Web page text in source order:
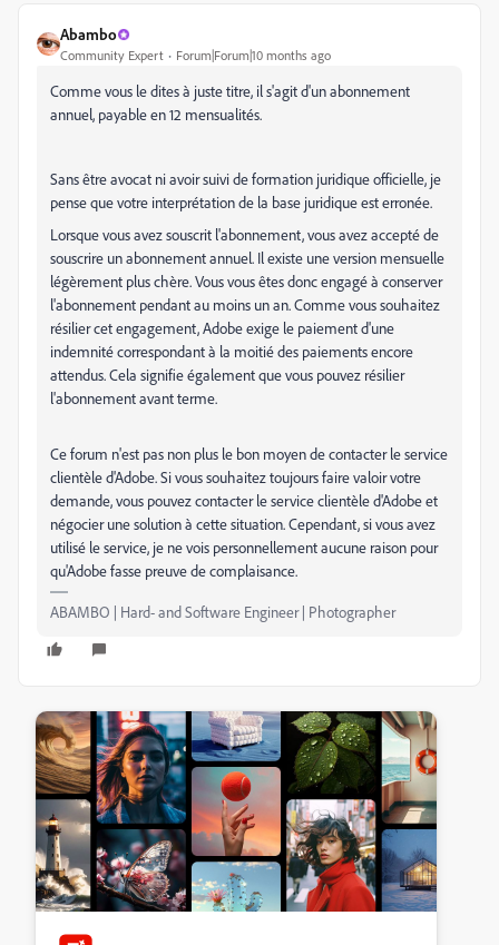
Abambo
Community Expert Forum|Forum|10 months ago
Comme vous le dites à juste titre, il s'agit d'un abonnement
annuel, payable en 12 mensualités.
Sans être avocat ni avoir suivi de formation juridique officielle, je
pense que votre interprétation de la base juridique est erronée.
Lorsque vous avez souscrit l'abonnement, vous avez accepté de
souscrire un abonnement annuel. Il existe une version mensuelle
légèrement plus chère. Vous vous êtes donc engagé à conserver
l'abonnement pendant au moins un an. Comme vous souhaitez
résilier cet engagement, Adobe exige le paiement d'une
indemnité correspondant à la moitié des paiements encore
attendus. Cela signifie également que vous pouvez résilier
l'abonnement avant terme.
Ce forum n'est pas non plus le bon moyen de contacter le service
clientèle d'Adobe. Si vous souhaitez toujours faire valoir votre
demande, vous pouvez contacter le service clientèle d'Adobe et
négocier une solution à cette situation. Cependant, si vous avez
utilisé le service, je ne vois personnellement aucune raison pour
qu'Adobe fasse preuve de complaisance.
ABAMBO | Hard- and Software Engineer | Photographer